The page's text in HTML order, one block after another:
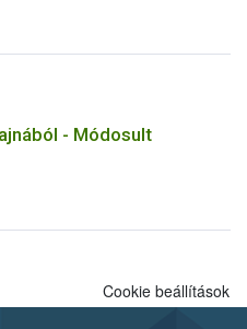
- Módosult
Cookie beállítások